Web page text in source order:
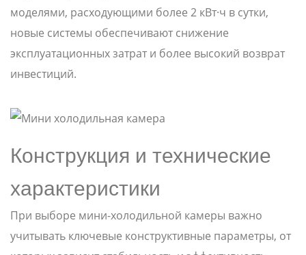
моделями, расходующими более 2 кВт·ч в сутки,
новые системы обеспечивают снижение
эксплуатационных затрат и более высокий возврат
инвестиций.
Конструкция и технические
характеристики
При выборе мини-холодильной камеры важно
учитывать ключевые конструктивные параметры, от